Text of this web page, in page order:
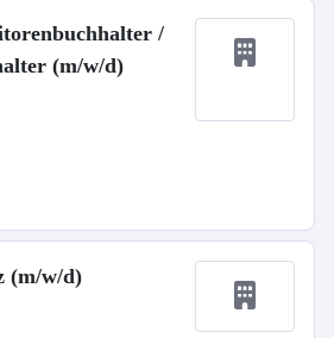
/
(m/w/d)
(m/w/d)